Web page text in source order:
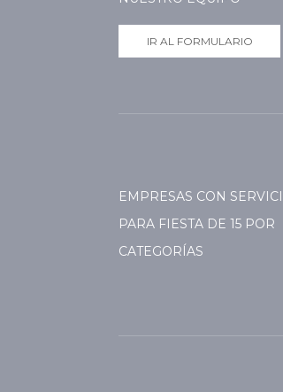
IR AL FORMULARIO
EMPRESAS CON
PARA FIESTA DE 15 POR
CATEGORÍAS